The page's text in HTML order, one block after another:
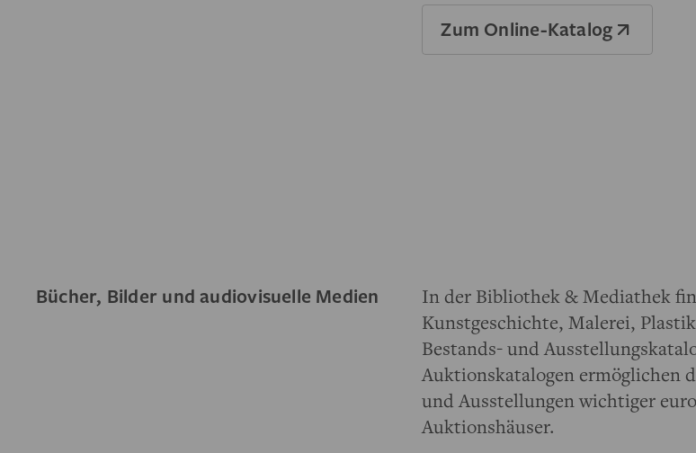
Zum Online-Katalog
Bücher, Bilder und audiovisuelle Medien
In der Bibliothek & Mediathek
Kunstgeschichte, Malerei,
Bestands- und
Auktionskatalogen ermöglichen
und Ausstellungen wichtiger
Auktionshäuser.